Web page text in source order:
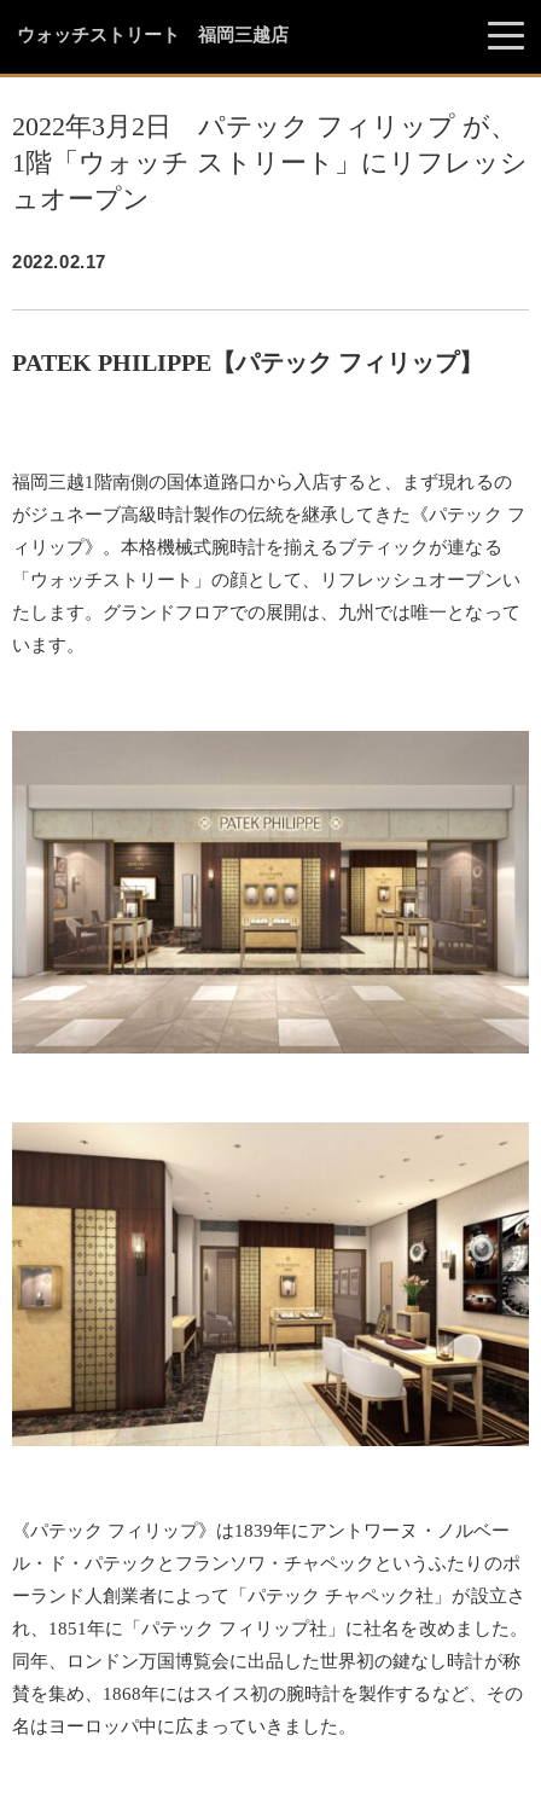
ウォッチストリート 福岡三越店
2022年3月2日 パテック フィリップ が、
1階「ウォッチ ストリート」にリフレッシ
ュオープン
2022.02.17
PATEK PHILIPPE【パテック フィリップ】
福岡三越1階南側の国体道路口から入店すると、まず現れるの
がジュネーブ高級時計製作の伝統を継承してきた《パテック フ
ィリップ》。本格機械式腕時計を揃えるブティックが連なる
「ウォッチストリート」の顔として、リフレッシュオープンい
たします。グランドフロアでの展開は、九州では唯一となって
います。
《パテック フィリップ》は1839年にアントワーヌ・ノルベー
ル・ド・パテックとフランソワ・チャペックというふたりのポ
ーランド人創業者によって「パテック チャペック社」が設立さ
れ、1851年に「パテック フィリップ社」に社名を改めました。
同年、ロンドン万国博覧会に出品した世界初の鍵なし時計が称
賛を集め、1868年にはスイス初の腕時計を製作するなど、その
名はヨーロッパ中に広まっていきました。